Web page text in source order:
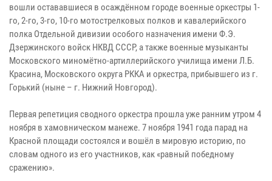
вошли остававшиеся в осаждённом городе военные оркестры 1-
го, 2-го, 3-го, 10-го мотострелковых полков и кавалерийского
полка Отдельной дивизии особого назначения имени Ф.Э.
Дзержинского войск НКВД СССР, а также военные музыканты
Московского миномётно-артиллерийского училища имени Л.Б.
Красина, Московского округа РККА и оркестра, прибывшего из г.
Горький (ныне – г. Нижний Новгород).
Первая репетиция сводного оркестра прошла уже ранним утром 4
ноября в хамовническом манеже. 7 ноября 1941 года парад на
Красной площади состоялся и вошёл в мировую историю, по
словам одного из его участников, как «равный победному
сражению».